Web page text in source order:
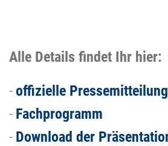
Alle Details findet Ihr hier:
-offizielle Pressemitteilung
- Fachprogramm
- Download der